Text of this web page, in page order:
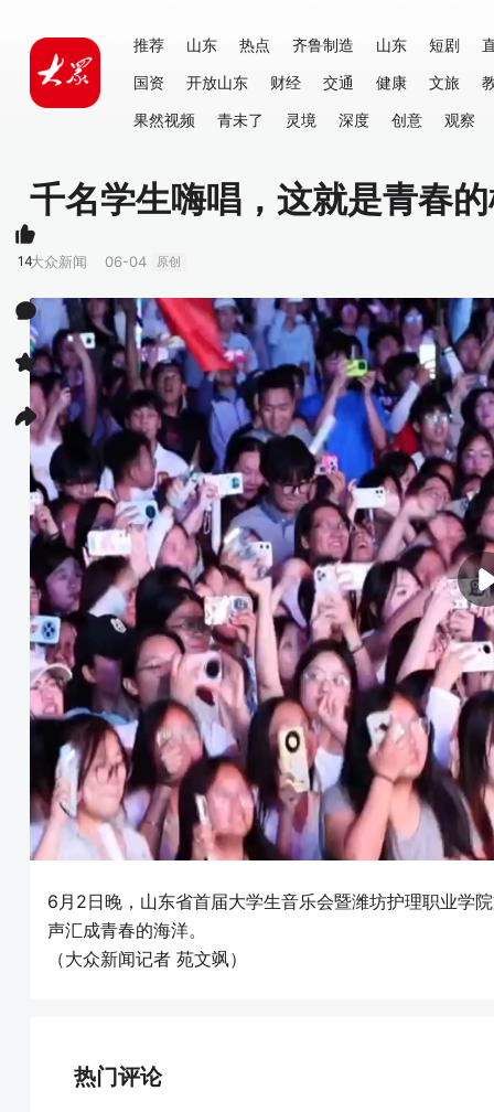
推荐 山东 热点 齐鲁制造 山东 短剧
国资
开放山东 财经 交通 健康 文旅
果然视频
青未了 灵境 深度 创意 观察
千名学生嗨唱，这就是青春
大众新闻 06-04 原创
6月2日晚，山东省首届大学生音乐会暨潍坊护理职业学
声汇成青春的海洋。
（大众新闻记者 苑文飒）
热门评论
14